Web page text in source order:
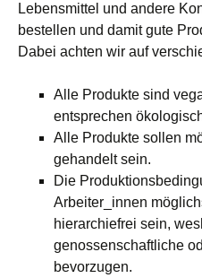
Lebensmittel und andere
bestellen und damit gute
Dabei achten wir auf
Alle Produkte sind
entsprechen
Alle Produkte sollen
gehandelt sein.
Die
Arbeiter_innen
hierarchiefrei sein,
genossenschaftliche
bevorzugen.